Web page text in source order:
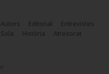
Autors Editorial
Entrevistes
Història
Atresorat